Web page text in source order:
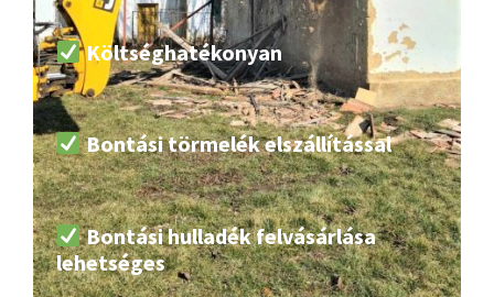
Költséghatékonyan
Bontási törmelék elszállítással
Bontási hulladék felvásárlása
lehetséges